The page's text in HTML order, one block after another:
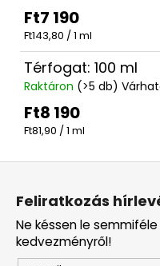
Ft7 190
Egységár:
Ft143,80 / 1 ml
Térfogat: 100 ml
Raktáron (>5 db)
Ft8 190
Egységár:
Ft81,90 / 1 ml
Feliratkozás
Ne késsen le
kedvezményről!